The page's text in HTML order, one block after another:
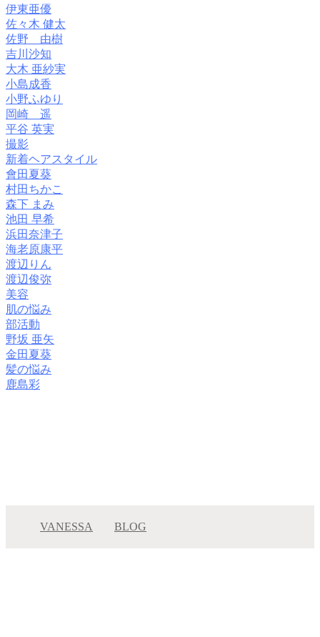
伊東亜優
佐々木 健太
佐野 由樹
吉川沙知
大木 亜紗実
小島成香
小野ふゆり
岡崎 遥
平谷 英実
撮影
新着ヘアスタイル
會田夏葵
村田ちかこ
森下 まみ
池田 早希
浜田奈津子
海老原康平
渡辺りん
渡辺俊弥
美容
肌の悩み
部活動
野坂 亜矢
金田夏葵
髪の悩み
鹿島彩
VANESSA BLOG